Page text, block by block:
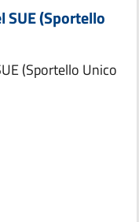
SUE (Sportello
(Sportello Unico